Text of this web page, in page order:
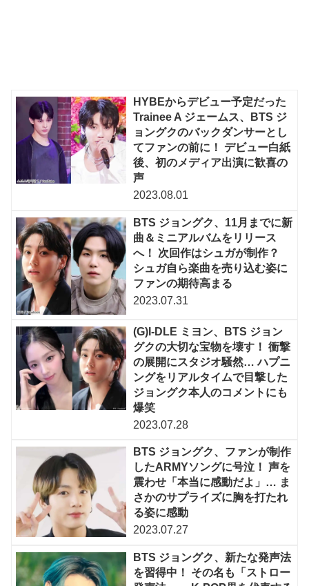
HYBEからデビュー予定だった
Trainee A ジェームス、BTS ジ
ョングクのバックダンサーとし
てファンの前に！ デビュー白紙
後、初のメディア出演に歓喜の
声
2023.08.01
BTS ジョングク、11月までに新
曲＆ミニアルバムをリリース
へ！ 次回作はシュガが制作？
シュガ自ら楽曲を売り込む姿に
ファンの期待高まる
2023.07.31
(G)I-DLE ミヨン、BTS ジョン
グクの大切な宝物を壊す！ 衝撃
の展開にスタジオ騒然… ハプニ
ングをリアルタイムで目撃した
ジョングク本人のコメントにも
爆笑
2023.07.28
BTS ジョングク、ファンが制作
したARMYソングに号泣！ 声を
震わせ「本当に感動だよ」… ま
さかのサプライズに胸を打たれ
る姿に感動
2023.07.27
BTS ジョングク、新たな発声法
を習得中！ その名も「ストロー